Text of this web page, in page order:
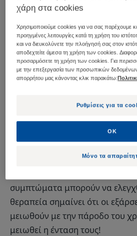
τρόπος να
αντιμετωπίσετε/
δερματίτιδα σε
είναι
καθημερινής ζωής εκείνων που
αφού πρόκειται για μία χρόνια
συμπτώματα μπορούν να
θεραπεία σημαίνει ότι οι
μειωθούν με την πάροδο του
μειωθεί η ένταση τους!
χάρη στα cookies
Χρησιμοποιούμε cookies για να σας παρέχουμε
προηγμένες λειτουργίες κατά τη χρήση του
και να διευκολύνετε την πλοήγησή σας στον
αποδεχτείτε άμεσα τη χρήση των cookies.
προσαρμόσετε τη χρήση των cookies. Για
με την επεξεργασία των προσωπικών
απορρήτου μας κάνοντας κλικ παρακάτω:
Ρυθμίσεις για τα
Μόνο τα
OK